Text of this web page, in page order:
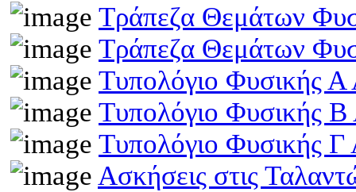
Τράπεζα Θεμάτων
Τράπεζα Θεμάτων
Τυπολόγιο Φυσικής Α
Τυπολόγιο Φυσικής Β
Τυπολόγιο Φυσικής Γ
Ασκήσεις στις